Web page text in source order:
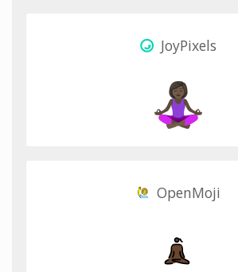
JoyPixels
OpenMoji